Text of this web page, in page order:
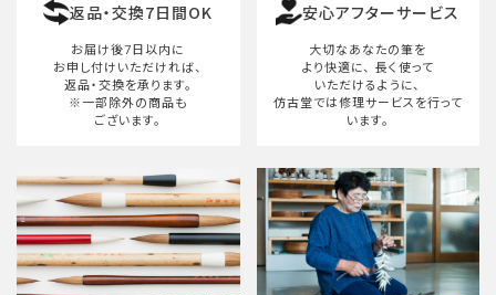
検索する
返品・交換7日間OK
お届け後7日以内に
お申し付けいただければ、
返品・交換を承ります。
※一部除外の商品も
ございます。
安心アフターサービス
大切なあなたの筆を
より快適に、 長く使って
いただけるように、
仿古堂では修理サービスを行って
います。